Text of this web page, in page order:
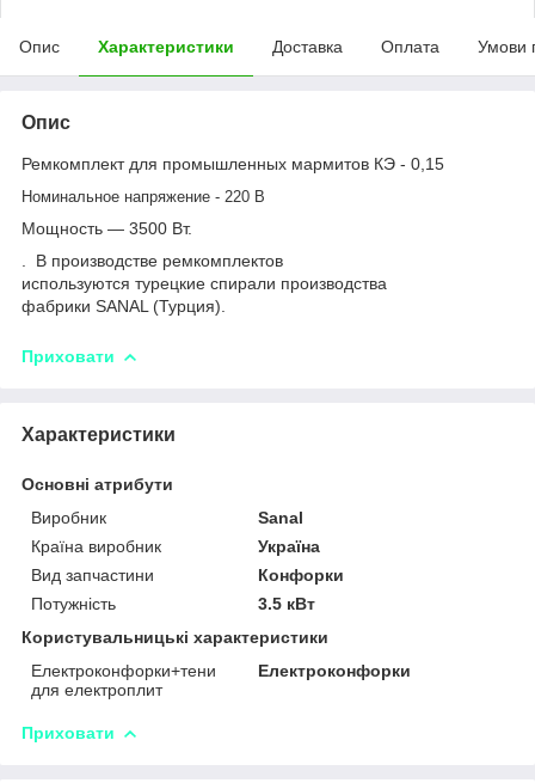
Опис Характеристики Доставка Оплата Умови
Опис
Ремкомплект для промышленных мармитов КЭ - 0,15
Номинальное напряжение - 220 В
Мощность ― 3500 Вт.
. В производстве ремкомплектов
используются турецкие спирали производства
фабрики SANAL (Турция).
Приховати
Характеристики
Основні атрибути
Виробник
Sanal
Країна виробник
Україна
Вид запчастини
Конфорки
Потужність
3.5 кВт
Користувальницькі характеристики
Електроконфорки+тени
для електроплит
Електроконфорки
Приховати